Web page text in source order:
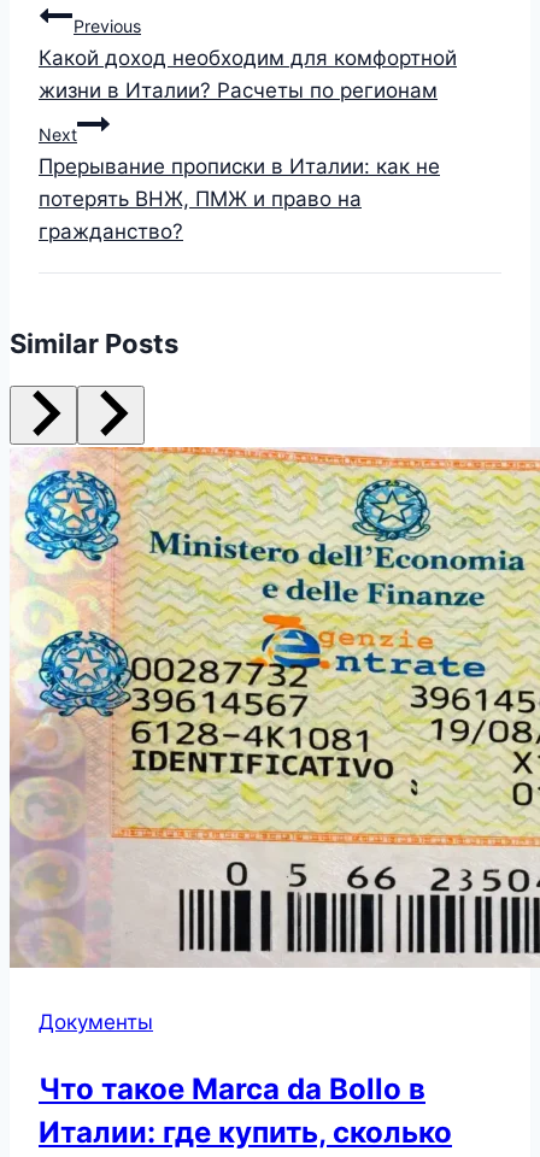
Previous
Какой доход необходим для комфортной
жизни в Италии? Расчеты по регионам
Next
Прерывание прописки в Италии: как не
потерять ВНЖ, ПМЖ и право на
гражданство?
Similar Posts
Документы
Что такое Marca da Bollo в
Италии: где купить, сколько